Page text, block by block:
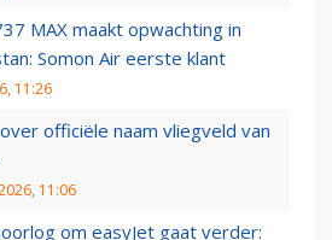
MAX maakt opwachting in
Somon Air eerste klant
11:26
officiële naam vliegveld van
11:06
om easyJet gaat verder: